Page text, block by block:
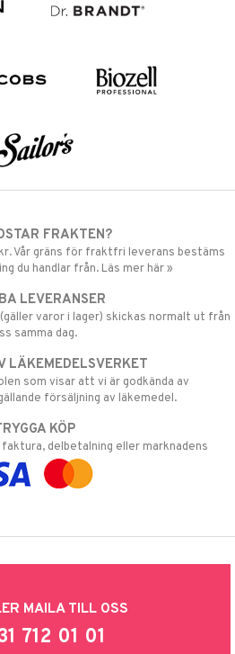
FRAKTEN?
Vår gräns för fraktfri leverans bestäms
du handlar från. Läs mer här »
LEVERANSER
varor i lager) skickas normalt ut från
samma dag.
LÄKEMEDELSVERKET
som visar att vi är godkända av
försäljning av läkemedel.
KÖP
delbetalning eller marknadens
MAILA TILL OSS
712 01 01